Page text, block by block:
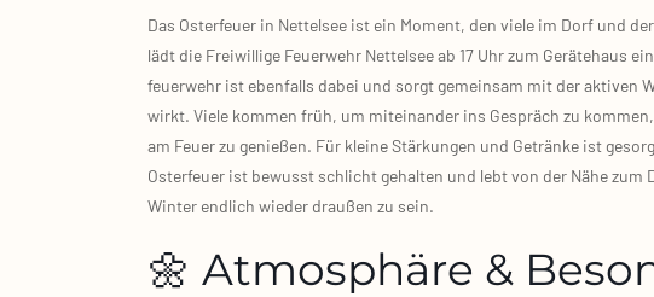
Das Oster­feu­er in Net­tel­see ist ein Moment, den vie­le im Dorf und
lädt die Frei­wil­li­ge Feu­er­wehr Net­tel­see ab 17 Uhr zum Gerä­te­haus
feu­er­wehr ist eben­falls dabei und sorgt gemein­sam mit der akti­ven
wirkt. Vie­le kom­men früh, um mit­ein­an­der ins Gespräch zu
am Feu­er zu genie­ßen. Für klei­ne Stär­kun­gen und Geträn­ke ist
Oster­feu­er ist bewusst schlicht gehal­ten und lebt von der Nähe zum
Win­ter end­lich wie­der drau­ßen zu sein.
🌼 Atmosphäre &